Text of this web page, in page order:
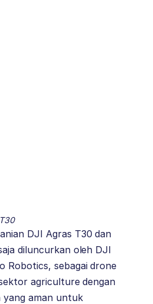
DJI Agras T30 dan
diluncurkan oleh DJI
Robotics, sebagai drone
agriculture dengan
yang aman untuk